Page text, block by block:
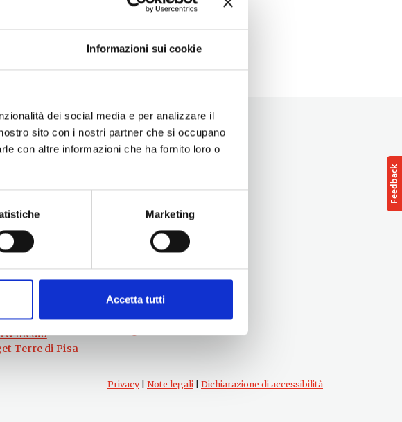
Informazioni sui cookie
dei social media e per analizzare il
sito con i nostri partner che si occupano
con altre informazioni che ha fornito loro o
Marketing
Accetta tutti
e Servizi
& media
Terre di Pisa
Seguici su
Privacy| Note legali Dichiarazione di accessibilità